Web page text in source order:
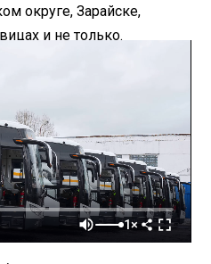
округе, Зарайске,
и не только.
1×